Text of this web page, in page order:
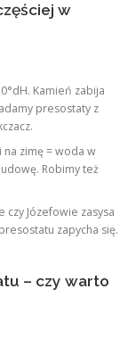
w
Kamień zabija
presostaty z
zimę = woda w
Robimy też
czy Józefowie zasysa
zapycha się.
– czy warto